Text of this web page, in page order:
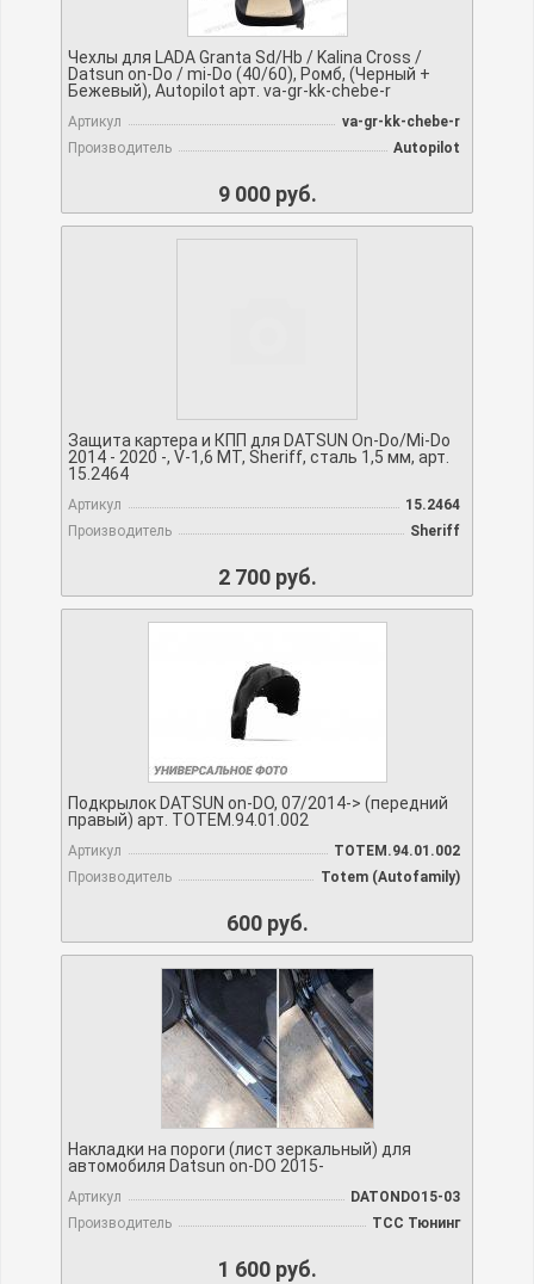
Чехлы для LADA Granta Sd/Hb / Kalina Cross /
Datsun on-Do / mi-Do (40/60), Ромб, (Черный +
Бежевый), Autopilot арт. va-gr-kk-chebe-r
Артикул
va-gr-kk-chebe-r
Производитель
Autopilot
9 000 руб.
Защита картера и КПП для DATSUN On-Do/Mi-Do
2014 - 2020 -, V-1,6 МТ, Sheriff, сталь 1,5 мм, арт.
15.2464
Артикул
15.2464
Производитель
Sheriff
2 700 руб.
Подкрылок DATSUN on-DO, 07/2014-> (передний
правый) арт. TOTEM.94.01.002
Артикул
TOTEM.94.01.002
Производитель
Totem (Autofamily)
600 руб.
Накладки на пороги (лист зеркальный) для
автомобиля Datsun on-DO 2015-
Артикул
DATONDO15-03
Производитель
TCC Тюнинг
1 600 руб.